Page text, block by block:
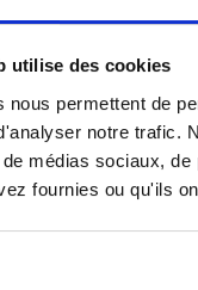
utilise des cookies
nous permettent de
notre trafic.
médias sociaux,
fournies ou qu'ils
suis